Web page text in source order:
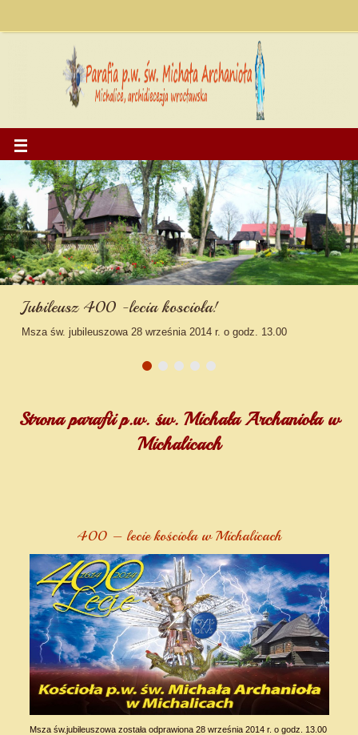
Jubileusz 400 -lecia koscioła!
Msza św. jubileuszowa 28 września 2014 r. o godz. 13.00
Strona parafii p.w. św. Michała Archanioła w
Michalicach
400 – lecie kościoła w Michalicach
Msza św.jubileuszowa została odprawiona 28 września 2014 r. o godz. 13.00